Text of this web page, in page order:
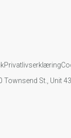
Privatlivserklæring
St., Unit